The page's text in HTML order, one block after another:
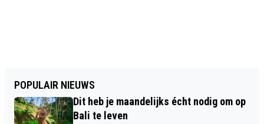
POPULAIR NIEUWS
Dit heb je maandelijks écht nodig om op
Bali te leven